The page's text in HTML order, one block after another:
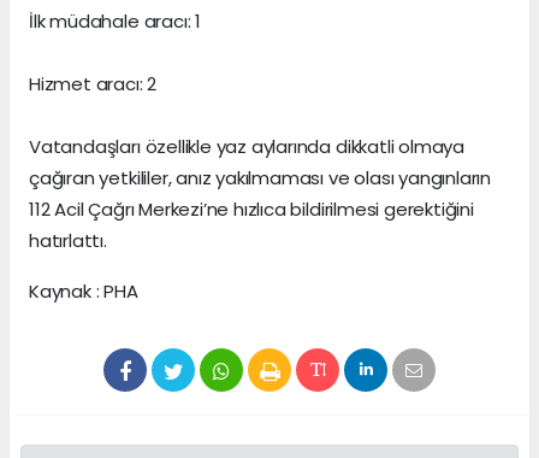
İlk müdahale aracı: 1
Hizmet aracı: 2
Vatandaşları özellikle yaz aylarında dikkatli olmaya
çağıran yetkililer, anız yakılmaması ve olası yangınların
112 Acil Çağrı Merkezi’ne hızlıca bildirilmesi gerektiğini
hatırlattı.
Kaynak : PHA